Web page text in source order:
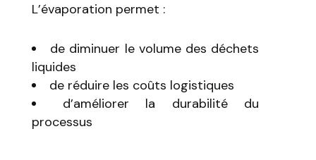
L’évaporation permet :
de diminuer le volume des déchets
liquides
de réduire les coûts logistiques
d’améliorer la durabilité du
processus